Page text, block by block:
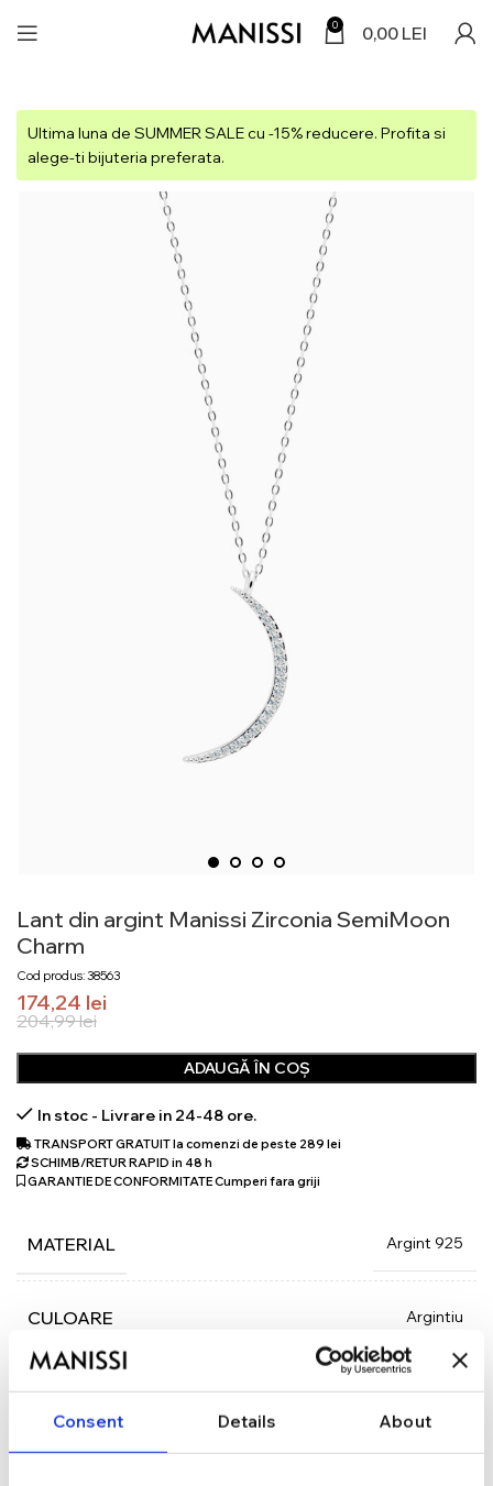
Consent Details About
0 0,00 LEI
Ultima luna de SUMMER SALE cu -15% reducere. Profita si
alege-ti bijuteria preferata.
Lant din argint Manissi Zirconia SemiMoon
Charm
Cod produs: 38563
204,99lei
174,24 lei
ADAUGĂ ÎN COȘ
In stoc - Livrare in 24-48 ore.
TRANSPORT GRATUIT la comenzi de peste 289 lei
SCHIMB/RETUR RAPID in 48 h
GARANTIE DE CONFORMITATE Cumperi fara griji
MATERIAL Argint 925
CULOARE Argintiu
TIP Cu pandantiv